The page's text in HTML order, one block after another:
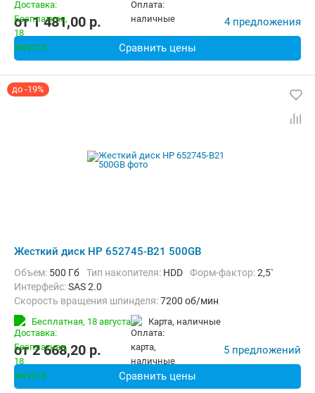
от1 481,00 p. 4 предложения
Сравнить цены
до -19%
Жесткий диск HP 652745-B21 500GB
Объем: 500 Гб Тип накопителя: HDD Форм-фактор:2,5`
Интерфейс:SAS 2.0
Скорость вращения шпинделя:7200 об/мин
Бесплатная, 18 августа карта, наличные
от2 668,20 p. 5 предложений
Сравнить цены